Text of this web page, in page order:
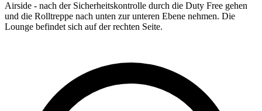
Airside - nach der Sicherheitskontrolle durch die Duty Free gehen
und die Rolltreppe nach unten zur unteren Ebene nehmen. Die
Lounge befindet sich auf der rechten Seite.